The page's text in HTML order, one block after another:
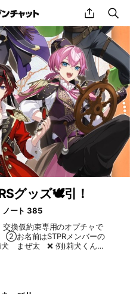
share
グッズ🕊️引！
ノート 385
換仮約束専用のオプチャで
②お名前はSTPRメンバーの
犬 まぜ太 ❌ 例)莉犬くん推